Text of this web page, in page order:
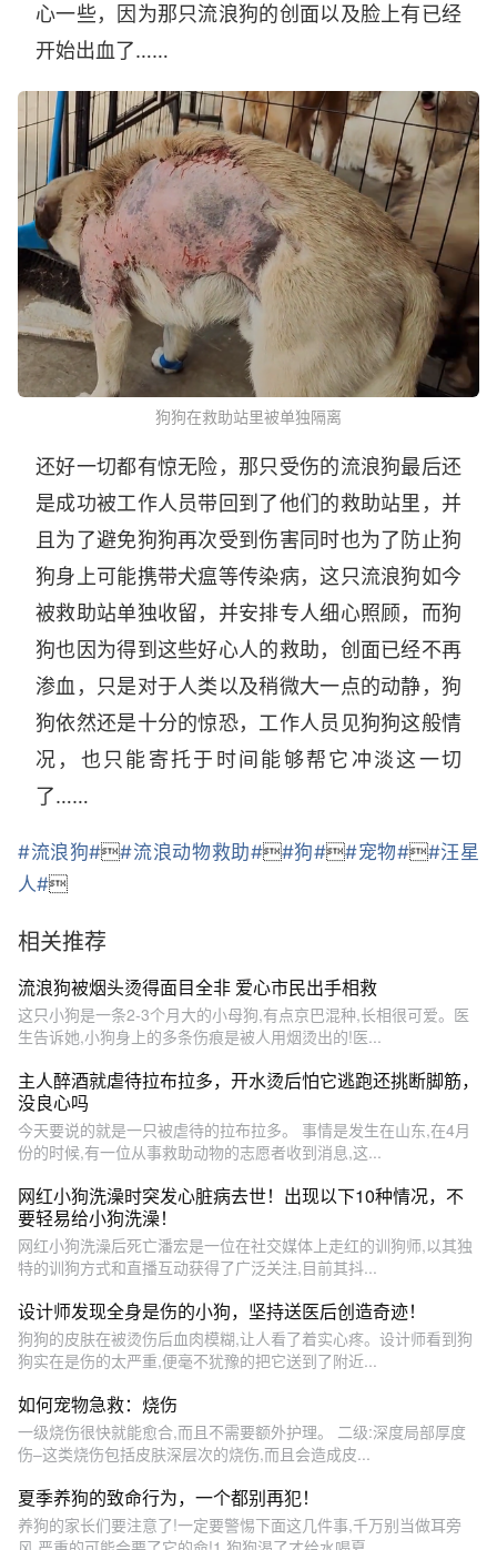
心一些，因为那只流浪狗的创面以及脸上有已经
开始出血了……
狗狗在救助站里被单独隔离
还好一切都有惊无险，那只受伤的流浪狗最后还
是成功被工作人员带回到了他们的救助站里，并
且为了避免狗狗再次受到伤害同时也为了防止狗
狗身上可能携带犬瘟等传染病，这只流浪狗如今
被救助站单独收留，并安排专人细心照顾，而狗
狗也因为得到这些好心人的救助，创面已经不再
渗血，只是对于人类以及稍微大一点的动静，狗
狗依然还是十分的惊恐，工作人员见狗狗这般情
况，也只能寄托于时间能够帮它冲淡这一切
了……
#流浪狗##流浪动物救助##狗##宠物##汪星
人#
相关推荐
流浪狗被烟头烫得面目全非 爱心市民出手相救
这只小狗是一条2-3个月大的小母狗,有点京巴混种,长相很可爱。医
生告诉她,小狗身上的多条伤痕是被人用烟烫出的!医...
主人醉酒就虐待拉布拉多，开水烫后怕它逃跑还挑断脚筋，
没良心吗
今天要说的就是一只被虐待的拉布拉多。 事情是发生在山东,在4月
份的时候,有一位从事救助动物的志愿者收到消息,这...
网红小狗洗澡时突发心脏病去世！出现以下10种情况，不
要轻易给小狗洗澡！
网红小狗洗澡后死亡潘宏是一位在社交媒体上走红的训狗师,以其独
特的训狗方式和直播互动获得了广泛关注,目前其抖...
设计师发现全身是伤的小狗，坚持送医后创造奇迹！
狗狗的皮肤在被烫伤后血肉模糊,让人看了着实心疼。设计师看到狗
狗实在是伤的太严重,便毫不犹豫的把它送到了附近...
如何宠物急救：烧伤
一级烧伤很快就能愈合,而且不需要额外护理。 二级:深度局部厚度
伤–这类烧伤包括皮肤深层次的烧伤,而且会造成皮...
夏季养狗的致命行为，一个都别再犯！
养狗的家长们要注意了!一定要警惕下面这几件事,千万别当做耳旁